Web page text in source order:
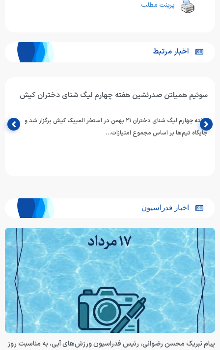
پرینت مطلب
اخبار مرتبط
سوئیم همیلتن صدرنشین هفته چهارم لیگ شنای دختران کیش
هفته چهارم لیگ شنای دختران ۲۱ بهمن در استخر المپیک کیش برگزار شد و
جایگاه تیم‌ها بر اساس مجموع امتیازات…
اخبار فدراسیون
پیام تبریک محسن رضوانی، رئیس فدراسیون ورزش‌های آبی، به مناسبت روز